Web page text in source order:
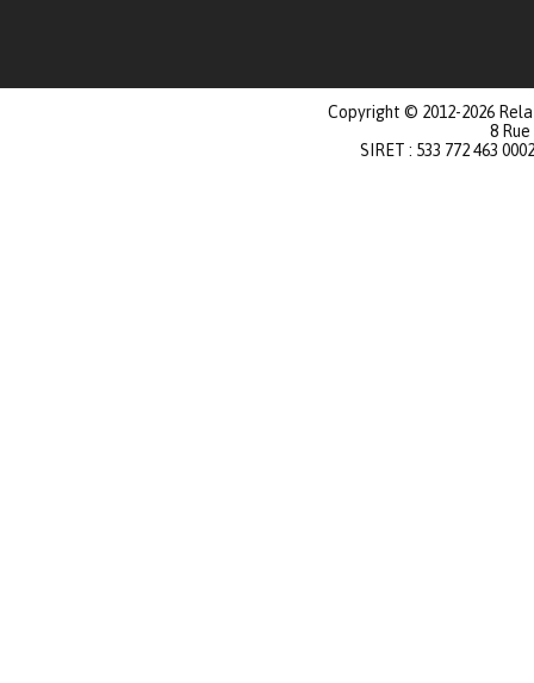
Copyright © 2012-2026
8
SIRET : 533 772 463